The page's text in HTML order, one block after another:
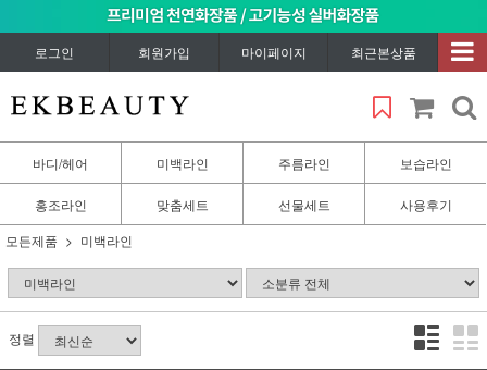
로그인 회원가입 마이페이지 최근본상품
바디/헤어 미백라인 주름라인 보습라인
홍조라인 맞춤세트 선물세트
사용후기
모든제품
미백라인
정렬